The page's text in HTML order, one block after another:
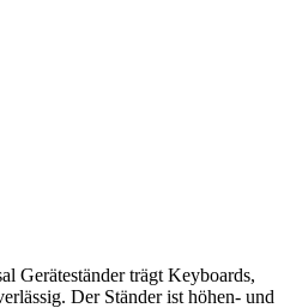
Geräteständer trägt Keyboards,
Der Ständer ist höhen- und